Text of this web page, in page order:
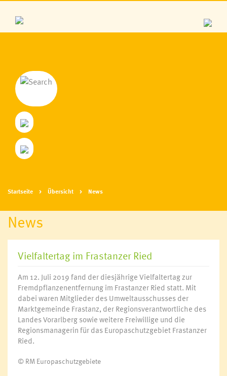
Startseite Übersicht News
News
Vielfaltertag im Frastanzer Ried
Am 12. Juli 2019 fand der diesjährige Vielfaltertag zur
Fremdpflanzenentfernung im Frastanzer Ried statt. Mit
dabei waren Mitglieder des Umweltausschusses der
Marktgemeinde Frastanz, der Regionsverantwortliche des
Landes Vorarlberg sowie weitere Freiwillige und die
Regionsmanagerin für das Europaschutzgebiet Frastanzer
Ried.
© RM Europaschutzgebiete